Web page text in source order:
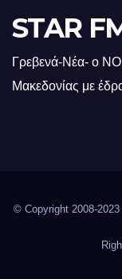
STAR
Γρεβενά-Νέα- ο
Μακεδονίας με
© Copyright 2008-2023